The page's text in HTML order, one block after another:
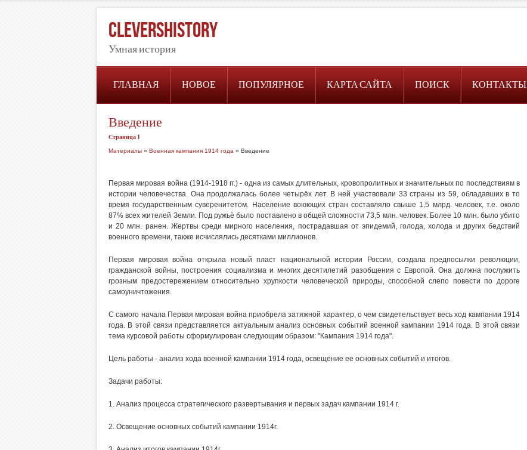
CleversHistory
Умная история
ГЛАВНАЯ НОВОЕ ПОПУЛЯРНОЕ КАРТА САЙТА ПОИСК КОНТАКТЫ
Введение
Страница 1
Материалы » Военная кампания 1914 года » Введение
Первая мировая война (1914-1918 гг.) - одна из самых длительных, кровопролитных и значительных по последствиям в
истории человечества. Она продолжалась более четырёх лет. В ней участвовали 33 страны из 59, обладавших в то
время государственным суверенитетом. Население воюющих стран составляло свыше 1,5 млрд. человек, т.е. около
87% всех жителей Земли. Под ружьё было поставлено в общей сложности 73,5 млн. человек. Более 10 млн. было убито
и 20 млн. ранен. Жертвы среди мирного населения, пострадавшая от эпидемий, голода, холода и других бедствий
военного времени, также исчислялись десятками миллионов.
Первая мировая война открыла новый пласт национальной истории России, создала предпосылки революции,
гражданской войны, построения социализма и многих десятилетий разобщения с Европой. Она должна послужить
грозным предостережением относительно хрупкости человеческой природы, способной слепо повести по дороге
самоуничтожения.
С самого начала Первая мировая война приобрела затяжной характер, о чем свидетельствует весь ход кампании 1914
года. В этой связи представляется актуальным анализ основных событий военной кампании 1914 года. В этой связи
тема курсовой работы сформулирован следующим образом: "Кампания 1914 года".
Цель работы - анализ хода военной кампании 1914 года, освещение ее основных событий и итогов.
Задачи работы:
1. Анализ процесса стратегического развертывания и первых задач кампании 1914 г.
2. Освещение основных событий кампании 1914г.